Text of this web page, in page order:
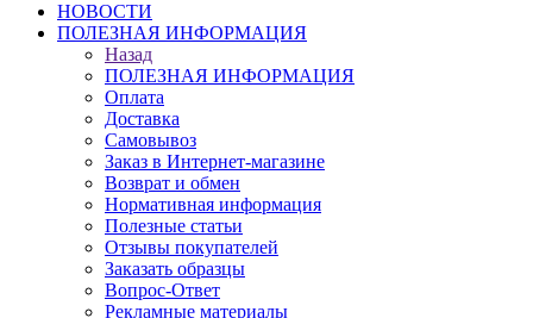
НОВОСТИ
ПОЛЕЗНАЯ ИНФОРМАЦИЯ
Назад
ПОЛЕЗНАЯ ИНФОРМАЦИЯ
Оплата
Доставка
Самовывоз
Заказ в Интернет-магазине
Возврат и обмен
Нормативная информация
Полезные статьи
Отзывы покупателей
Заказать образцы
Вопрос-Ответ
Рекламные материалы